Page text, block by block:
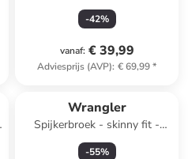
-42%
vanaf: € 39,99
Adviesprijs (AVP): € 69,99*
Wrangler
Spijkerbroek - skinny fit -
blauw
-55%